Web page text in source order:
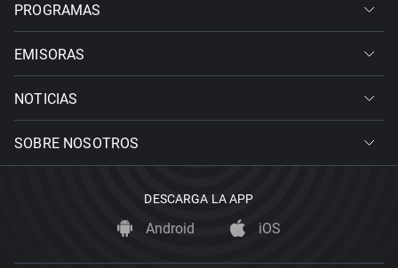
PROGRAMAS
EMISORAS
NOTICIAS
SOBRE NOSOTROS
DESCARGA LA APP
Android iOS